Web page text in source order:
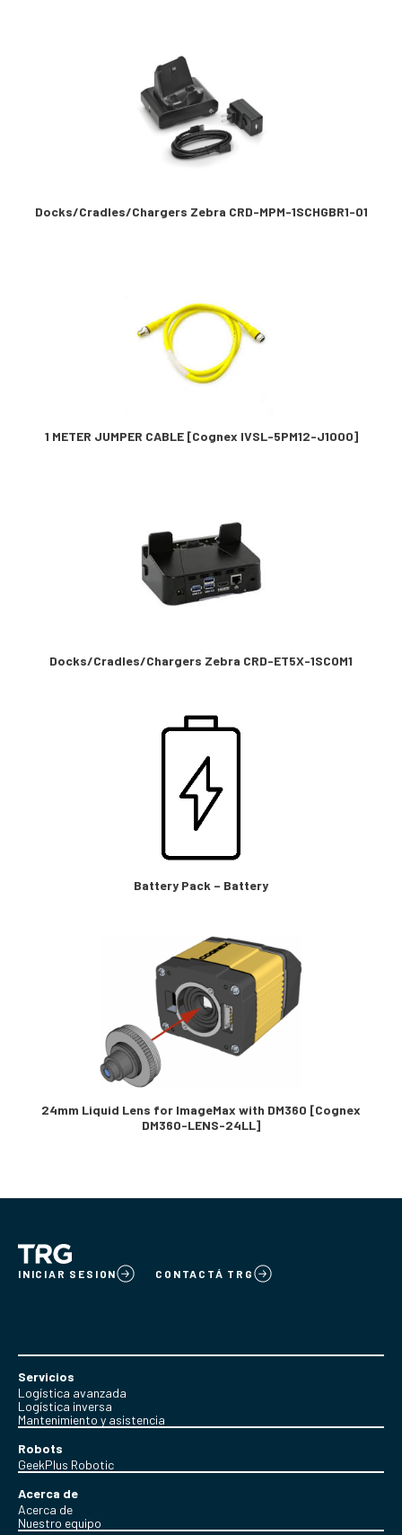
Docks/Cradles/Chargers Zebra CRD-MPM-1SCHGBR1-01
1 METER JUMPER CABLE [Cognex IVSL-5PM12-J1000]
Docks/Cradles/Chargers Zebra CRD-ET5X-1SCOM1
Battery Pack – Battery
24mm Liquid Lens for ImageMax with DM360 [Cognex
DM360-LENS-24LL]
INICIAR SESION CONTACTÁ TRG
Servicios
Logística avanzada
Logística inversa
Mantenimiento y asistencia
Robots
GeekPlus Robotic
Acerca de
Acerca de
Nuestro equipo